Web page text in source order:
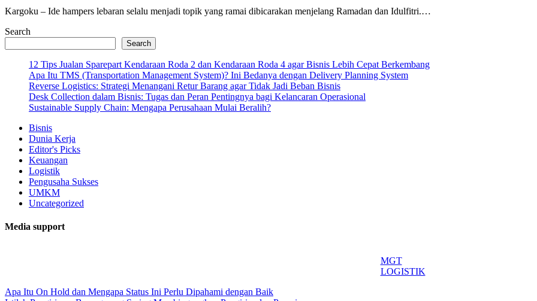
Kargoku – Ide hampers lebaran selalu menjadi topik yang ramai dibicarakan menjelang Ramadan dan Idulfitri.…
Search
Search
12 Tips Jualan Sparepart Kendaraan Roda 2 dan Kendaraan Roda 4 agar Bisnis Lebih Cepat Berkembang
Apa Itu TMS (Transportation Management System)? Ini Bedanya dengan Delivery Planning System
Reverse Logistics: Strategi Menangani Retur Barang agar Tidak Jadi Beban Bisnis
Desk Collection dalam Bisnis: Tugas dan Peran Pentingnya bagi Kelancaran Operasional
Sustainable Supply Chain: Mengapa Perusahaan Mulai Beralih?
Bisnis
Dunia Kerja
Editor's Picks
Keuangan
Logistik
Pengusaha Sukses
UMKM
Uncategorized
Media support
MGT
LOGISTIK
Apa Itu On Hold dan Mengapa Status Ini Perlu Dipahami dengan Baik